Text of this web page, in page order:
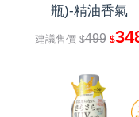
瓶)-精油香氣
建議售價 $499 $